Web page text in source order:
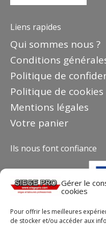
Gérer le
cookies
Pour offrir les meilleures
de stocker et/ou accéder aux
Liens rapides
Qui sommes nous ?
Conditions
Politique de
Politique de cookies
Mentions légales
Votre panier
Ils nous font confiance